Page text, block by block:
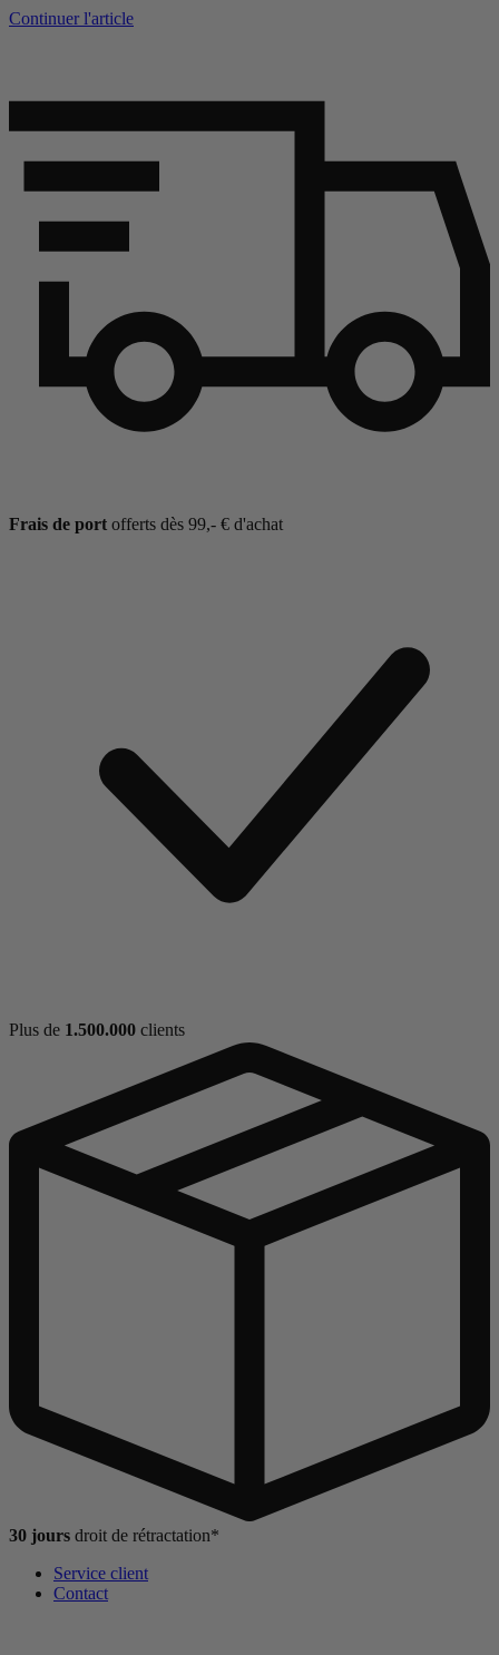
Continuer l'article
Frais de port offerts dès 99,- € d'achat
Plus de 1.500.000 clients
30 jours droit de rétractation*
Service client
Contact